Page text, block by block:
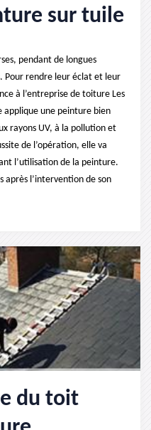
sur tuile
pendant de longues
Pour rendre leur éclat et leur
à l’entreprise de toiture Les
applique une peinture bien
rayons UV, à la pollution et
de l’opération, elle va
l’utilisation de la peinture.
après l’intervention de son
du toit